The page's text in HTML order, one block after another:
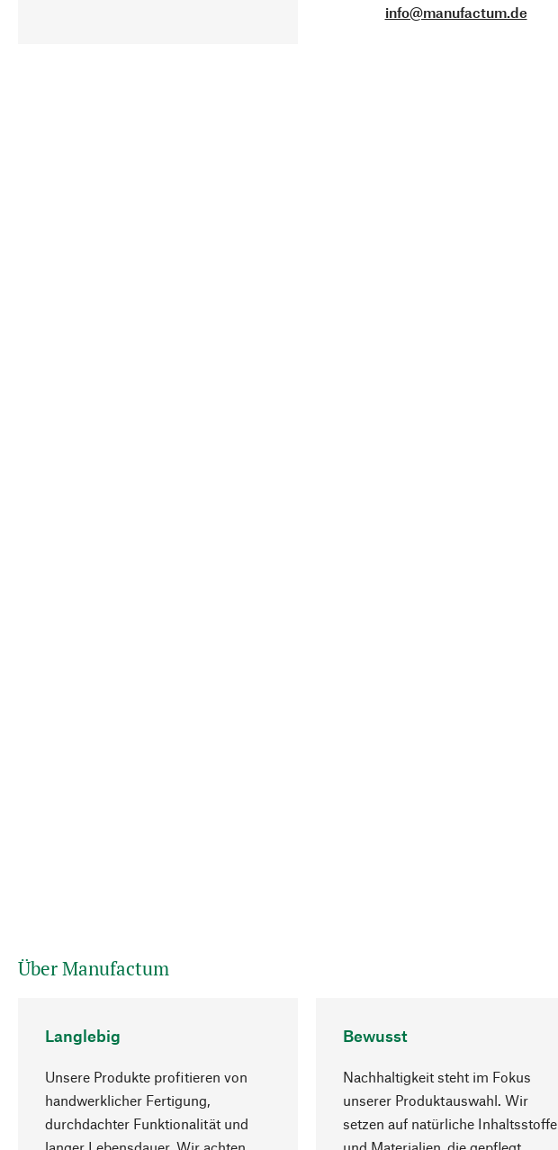
info@manufactum.de
Über Manufactum
Langlebig
Unsere Produkte profitieren von
handwerklicher Fertigung,
durchdachter Funktionalität und
Bewusst
Nachhaltigkeit steht im Fokus
unserer Produktauswahl. Wir
setzen auf natürliche Inhaltsstoffe